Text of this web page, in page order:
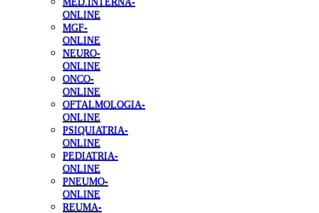
ONLINE
MGF-
ONLINE
NEURO-
ONLINE
ONCO-
ONLINE
OFTALMOLOGIA-
ONLINE
PSIQUIATRIA-
ONLINE
PEDIATRIA-
ONLINE
PNEUMO-
ONLINE
REUMA-